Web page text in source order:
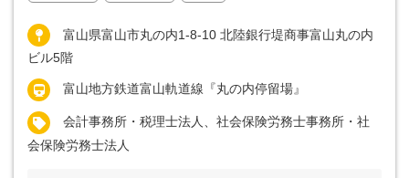
富山県富山市丸の内1-8-10 北陸銀行堤商事富山丸の内
ビル5階
富山地方鉄道富山軌道線『丸の内停留場』
会計事務所・税理士法人、社会保険労務士事務所・社
会保険労務士法人